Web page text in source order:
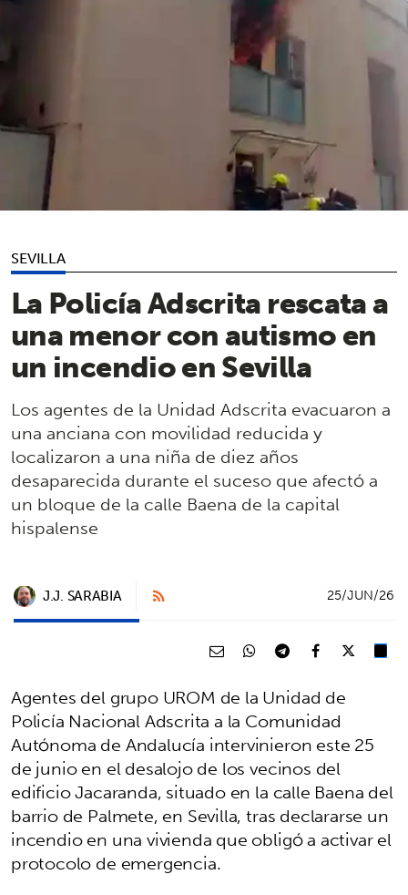
SEVILLA
La Policía Adscrita rescata a
una menor con autismo en
un incendio en Sevilla
Los agentes de la Unidad Adscrita evacuaron a
una anciana con movilidad reducida y
localizaron a una niña de diez años
desaparecida durante el suceso que afectó a
un bloque de la calle Baena de la capital
hispalense
J.J. SARABIA 25/JUN/26
Agentes del grupo UROM de la Unidad de
Policía Nacional Adscrita a la Comunidad
Autónoma de Andalucía intervinieron este 25
de junio en el desalojo de los vecinos del
edificio Jacaranda, situado en la calle Baena del
barrio de Palmete, en Sevilla, tras declararse un
incendio en una vivienda que obligó a activar el
protocolo de emergencia.